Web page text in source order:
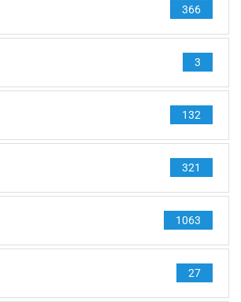
366
3
132
321
1063
27